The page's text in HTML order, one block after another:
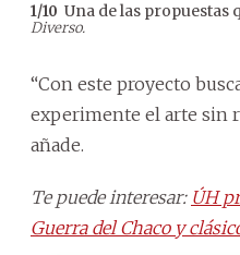
1/10 Una de las propuestas
Diverso.
“Con este proyecto
experimente el arte sin
añade.
Te puede interesar: ÚH
Guerra del Chaco y